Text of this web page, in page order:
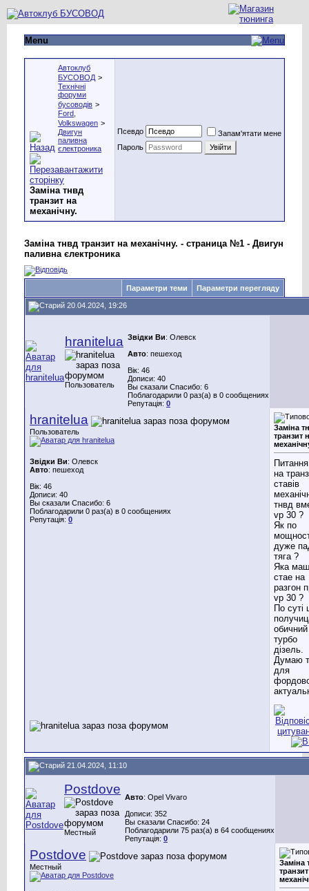
Menu
Автоклуб
БУСОВОД >
Технічні
форуми
бусоводів >
Ford,
Volkswagen >
Двигун
паливна
єлектроника
Заміна тнвд
транзит на
механічну.
Псевдо
Запам'ятати мене
Пароль
Заміна тнвд транзит на механічну. - страница №1 - Двигун
паливна єлектроника
Параметри теми Параметри перегляду
20.04.2024, 19:26
hranitelua
Пользователь
Звідки Ви: Олевск
Авто: пешеход
Вік: 46
Дописи: 40
Вы сказали Спасибо: 6
Поблагодарили 0 раз(а) в 0 сообщениях
Репутація: 0
hranitelua
Пользователь
Звідки Ви: Олевск
Авто: пешеход
Вік: 46
Дописи: 40
Вы сказали Спасибо: 6
Поблагодарили 0 раз(а) в 0 сообщениях
Репутація: 0
Заміна
транзит
на
ставів
тнвд
vp 30 ?
Як по
дуже
тяга ?
Яка
стае на
разгон
vp 30 ?
По суті
обичний
турбо
дізель.
Думаю
для
21.04.2024, 11:10
Postdove
Местный
Авто: Opel Vivaro
Дописи: 352
Вы сказали Спасибо: 24
Поблагодарили 75 раз(а) в 64 сообщениях
Репутація: 0
Postdove
Местный
Заміна